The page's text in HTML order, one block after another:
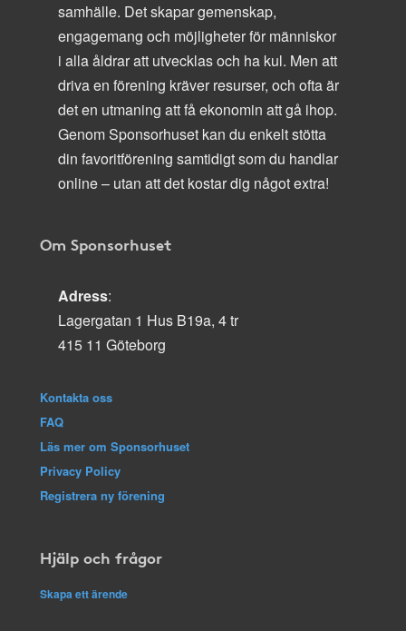
samhälle. Det skapar gemenskap,
engagemang och möjligheter för människor
i alla åldrar att utvecklas och ha kul. Men att
driva en förening kräver resurser, och ofta är
det en utmaning att få ekonomin att gå ihop.
Genom Sponsorhuset kan du enkelt stötta
din favoritförening samtidigt som du handlar
online – utan att det kostar dig något extra!
Om Sponsorhuset
Adress:
Lagergatan 1 Hus B19a, 4 tr
415 11 Göteborg
Kontakta oss
FAQ
Läs mer om Sponsorhuset
Privacy Policy
Registrera ny förening
Hjälp och frågor
Skapa ett ärende